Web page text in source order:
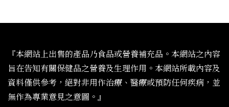
『本網站上出售的產品乃食品或營養補充品。本網站之內容
旨在告知有關保健品之營養及生理作用。本網站所載內容及
資料僅供參考，絕對非用作治療、醫療或預防任何疾病，並
無作為專業意見之意圖。』